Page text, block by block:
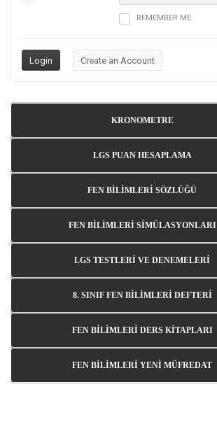
REMEMBER ME
KRONOMETRE
LGS PUAN HESAPLAMA
FEN BİLİMLERİ SÖZLÜĞÜ
FEN BİLİMLERİ SİMÜLASYONLARI
LGS TESTLERİ VE DENEMELERİ
8. SINIF FEN BİLİMLERİ DEFTERİ
FEN BİLİMLERİ DERS KİTAPLARI
FEN BİLİMLERİ YENİ MÜFREDAT